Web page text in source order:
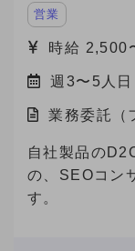
営業
時給 2,500
週3〜5人日
業務委託（
自社製品の
の、SEOコン
す。